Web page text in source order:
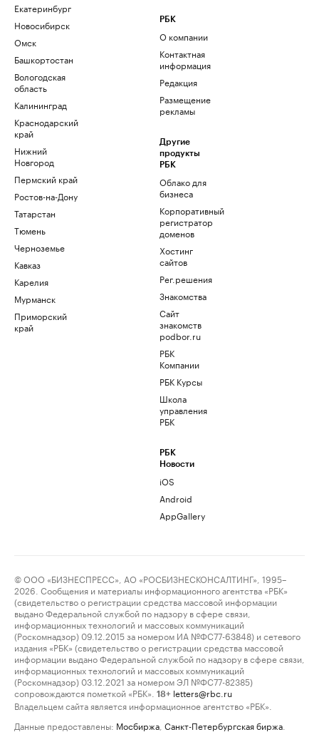
Екатеринбург
Новосибирск
Омск
Башкортостан
Вологодская
область
Калининград
Краснодарский
край
Нижний
Новгород
Пермский край
Ростов-на-Дону
Татарстан
Тюмень
Черноземье
Кавказ
Карелия
Мурманск
Приморский
край
РБК
О компании
Контактная
информация
Редакция
Размещение
рекламы
Другие
продукты
РБК
Облако для
бизнеса
Корпоративный
регистратор
доменов
Хостинг
сайтов
Рег.решения
Знакомства
Сайт
знакомств
podbor.ru
РБК
Компании
РБК Курсы
Школа
управления
РБК
РБК
Новости
iOS
Android
AppGallery
© ООО «БИЗНЕСПРЕСС», АО «РОСБИЗНЕСКОНСАЛТИНГ», 1995–
2026. Сообщения и материалы информационного агентства «РБК»
(свидетельство о регистрации средства массовой информации
выдано Федеральной службой по надзору в сфере связи,
информационных технологий и массовых коммуникаций
(Роскомнадзор) 09.12.2015 за номером ИА №ФС77-63848) и сетевого
издания «РБК» (свидетельство о регистрации средства массовой
информации выдано Федеральной службой по надзору в сфере связи,
информационных технологий и массовых коммуникаций
(Роскомнадзор) 03.12.2021 за номером ЭЛ №ФС77-82385)
сопровождаются пометкой «РБК».
18+ letters@rbc.ru
Владельцем сайта является информационное агентство «РБК».
Данные предоставлены: Мосбиржа Санкт-Петербургская биржа